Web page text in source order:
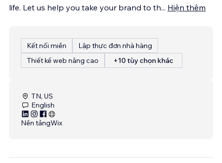
life. Let us help you take your brand to th... Hiện thêm
Kết nối miền
Lập thực đơn nhà hàng
Thiết kế web nâng cao
+10 tùy chọn khác
TN, US
English
Nền tảngWix